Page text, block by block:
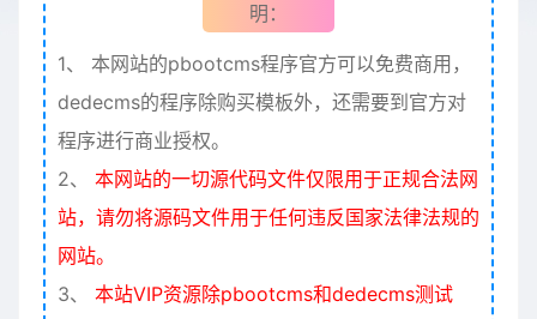
明：
1、
本网站的pbootcms程序官方可以免费商用，
dedecms的程序除购买模板外，还需要到官方对
程序进行商业授权。
2、
本网站的一切源代码文件仅限用于正规合法网
站，请勿将源码文件用于任何违反国家法律法规的
网站。
3、
本站VIP资源除pbootcms和dedecms测试